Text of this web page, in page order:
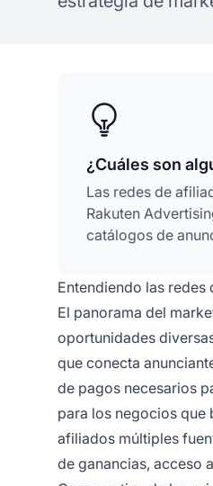
¿Cuáles son
Las redes de
Rakuten
catálogos de
Entendiendo las
El panorama del
oportunidades
que conecta
de pagos necesarios
para los negocios que
afiliados múltiples
de ganancias, acceso